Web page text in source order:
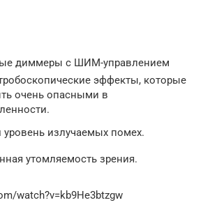
диммеры с ШИМ-управлением
эффекты, которые
очень опасными в
излучаемых помех.
утомляемость зрения.
watch?v=kb9He3btzgw